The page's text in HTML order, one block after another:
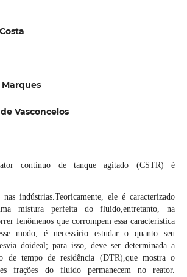
Vasconcelos
contínuo de tanque agitado (CSTR) é
indústrias.Teoricamente, ele é caracterizado
mistura perfeita do fluido,entretanto, na
fenômenos que corrompem essa característica
modo, é necessário estudar o quanto seu
doideal; para isso, deve ser determinada a
de tempo de residência (DTR),que mostra o
frações do fluido permanecem no reator.